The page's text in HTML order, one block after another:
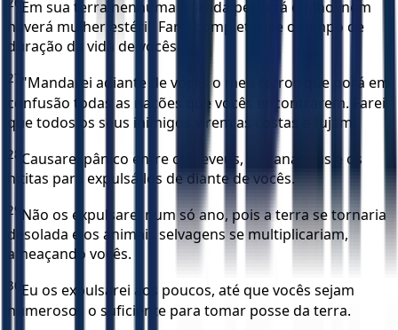
Em sua terra nenhuma grávida perderá o filho, nem
haverá mulher estéril. Farei completar-se o tempo de
duração da vida de vocês.
27 "Mandarei adiante de vocês o meu terror, que porá em
confusão todas as nações que vocês encontrarem. Farei
que todos os seus inimigos virem as costas e fujam.
28 Causarei pânico entre os heveus, os cananeus e os
hititas para expulsá-los de diante de vocês.
29 Não os expulsarei num só ano, pois a terra se tornaria
desolada e os animais selvagens se multiplicariam,
ameaçando vocês.
30 Eu os expulsarei aos poucos, até que vocês sejam
numerosos o suficiente para tomar posse da terra.